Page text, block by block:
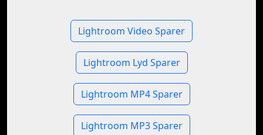
Lightroom Video Sparer
Lightroom Lyd Sparer
Lightroom MP4 Sparer
Lightroom MP3 Sparer